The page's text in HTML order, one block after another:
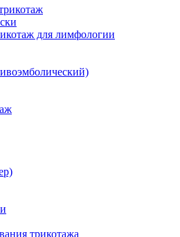
для лимфологии
трикотажа